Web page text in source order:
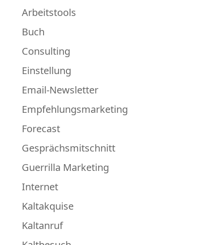
Arbeitstools
Buch
Consulting
Einstellung
Email-Newsletter
Empfehlungsmarketing
Forecast
Gesprächsmitschnitt
Guerrilla Marketing
Internet
Kaltakquise
Kaltanruf